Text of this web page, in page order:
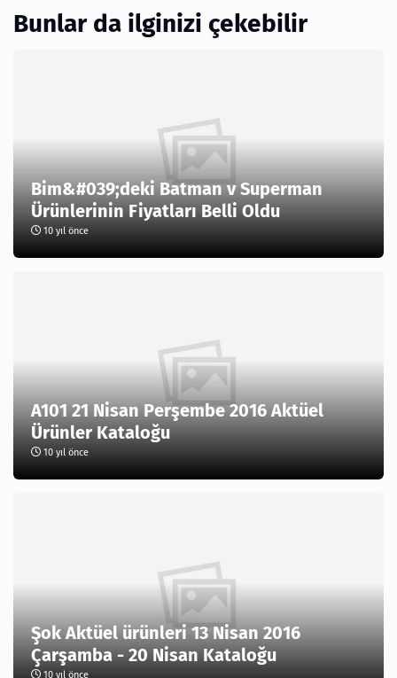
Bunlar da ilginizi çekebilir
Bim&#039;deki Batman v Superman
Ürünlerinin Fiyatları Belli Oldu
10 yıl önce
A101 21 Nisan Perşembe 2016 Aktüel
Ürünler Kataloğu
10 yıl önce
Şok Aktüel ürünleri 13 Nisan 2016
Çarşamba - 20 Nisan Kataloğu
10 yıl önce